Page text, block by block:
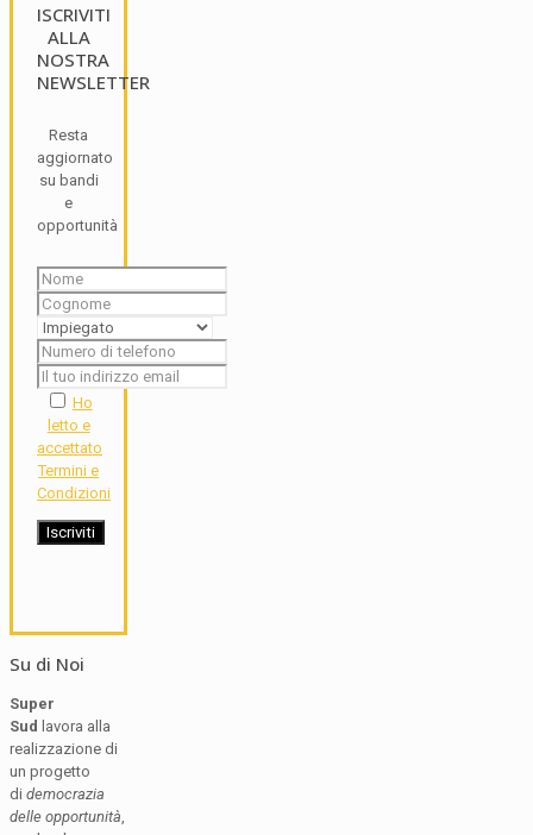
ISCRIVITI
ALLA
NOSTRA
NEWSLETTER
Resta
aggiornato
su bandi
e
opportunità
Ho
letto e
accettato
Termini e
Condizioni
Su di Noi
Super
Sud lavora alla
realizzazione di
un progetto
di democrazia
delle opportunità